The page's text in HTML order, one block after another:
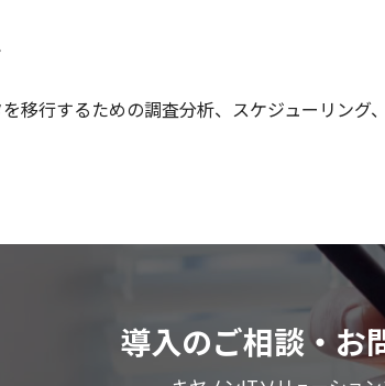
移行するための調査分析、スケジューリング
導入のご相談・お